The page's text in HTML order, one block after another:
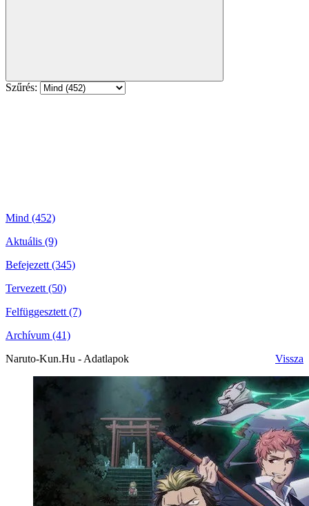
Szűrés:
Mind (452)
Aktuális (9)
Befejezett (345)
Tervezett (50)
Felfüggesztett (7)
Archívum (41)
Naruto-Kun.Hu - Adatlapok
Vissza